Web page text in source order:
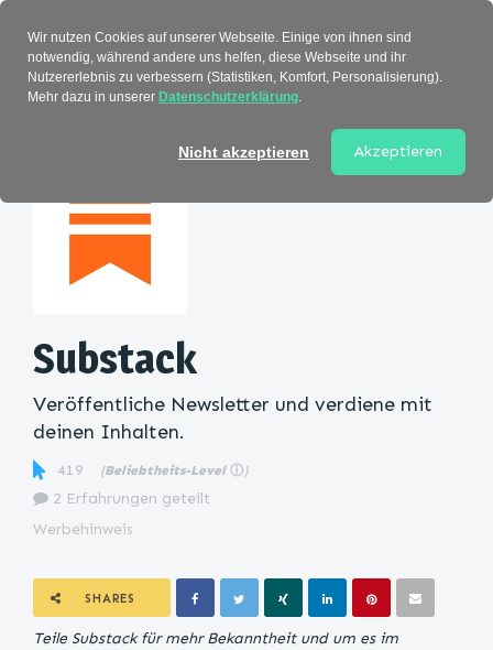
Substack
Veröffentliche Newsletter und verdiene mit
deinen Inhalten.
419 (Beliebtheits-Level ⓘ )
2 Erfahrungen geteilt
Werbehinweis
SHARES
Teile Substack für mehr Bekanntheit und um es im
Wir nutzen Cookies auf unserer Webseite. Einige von ihnen sind
notwendig, während andere uns helfen, diese Webseite und ihr
Nutzererlebnis zu verbessern (Statistiken, Komfort, Personalisierung).
Mehr dazu in unserer Datenschutzerklärung.
Nicht akzeptieren Akzeptieren